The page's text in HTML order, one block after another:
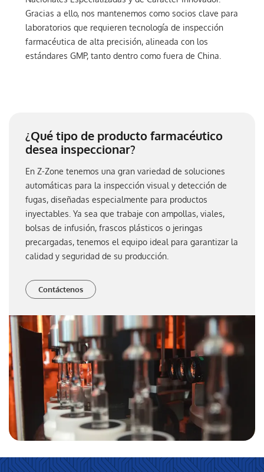
Gracias a ello, nos mantenemos como socios clave para
laboratorios que requieren tecnología de inspección
farmacéutica de alta precisión, alineada con los
estándares GMP, tanto dentro como fuera de China.
¿Qué tipo de producto farmacéutico
desea inspeccionar?
En Z-Zone tenemos una gran variedad de soluciones
automáticas para la inspección visual y detección de
fugas, diseñadas especialmente para productos
inyectables. Ya sea que trabaje con ampollas, viales,
bolsas de infusión, frascos plásticos o jeringas
precargadas, tenemos el equipo ideal para garantizar la
calidad y seguridad de su producción.
Contáctenos